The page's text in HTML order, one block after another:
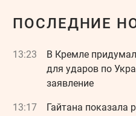
ПОСЛЕДНИЕ
13:23
В Кремле
для ударов по
заявление
13:17
Гайтана показала